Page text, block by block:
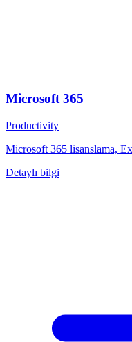
Microsoft 365
Productivity
Microsoft 365 lisanslama,
Detaylı bilgi